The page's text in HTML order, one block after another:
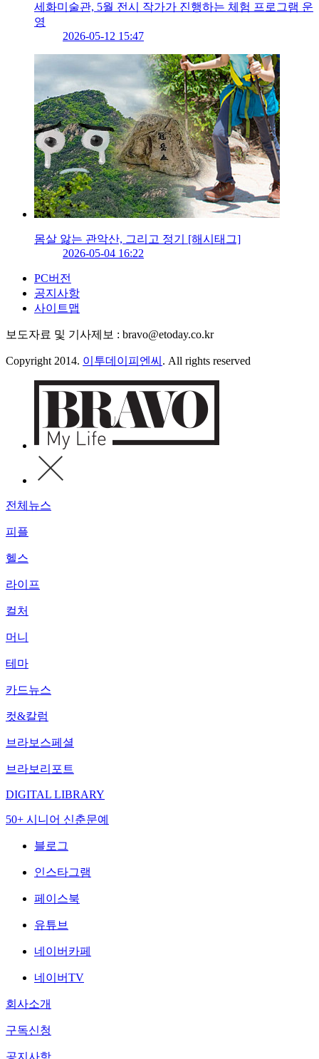
세화미술관, 5월 전시 작가가 진행하는 체험 프로그램 운
영
2026-05-12 15:47
몸살 앓는 관악산, 그리고 정기 [해시태그]
2026-05-04 16:22
PC버전
공지사항
사이트맵
보도자료 및 기사제보 : bravo@etoday.co.kr
Copyright 2014. 이투데이피엔씨 . All rights reserved
전체뉴스
피플
헬스
라이프
컬처
머니
테마
카드뉴스
컷&칼럼
브라보스페셜
브라보리포트
DIGITAL LIBRARY
50+ 시니어 신춘문예
블로그
인스타그램
페이스북
유튜브
네이버카페
네이버TV
회사소개
구독신청